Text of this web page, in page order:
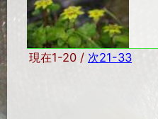
現在1-20 / 次21-33